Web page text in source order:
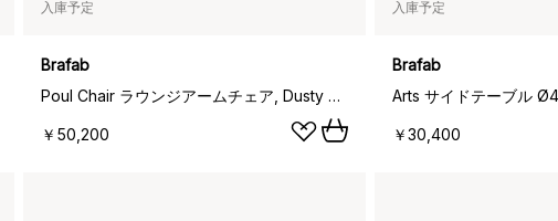
入庫予定
Brafab
Poul Chair ラウンジアームチェア, Dusty green-white
￥50,200
入庫予定
Brafab
Arts サイドテーブル
￥30,400